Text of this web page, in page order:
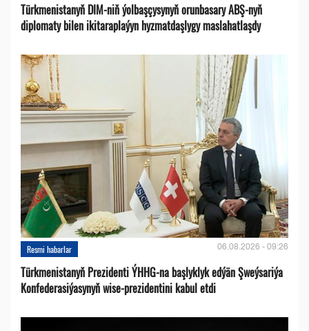
Türkmenistanyň DIM-niň ýolbaşçysynyň orunbasary ABŞ-nyň
diplomaty bilen ikitaraplaýyn hyzmatdaşlygy maslahatlaşdy
Resmi habarlar 06.08.2026 - 09:26
Türkmenistanyň Prezidenti ÝHHG-na başlyklyk edýän Şweýsariýa
Konfederasiýasynyň wise-prezidentini kabul etdi